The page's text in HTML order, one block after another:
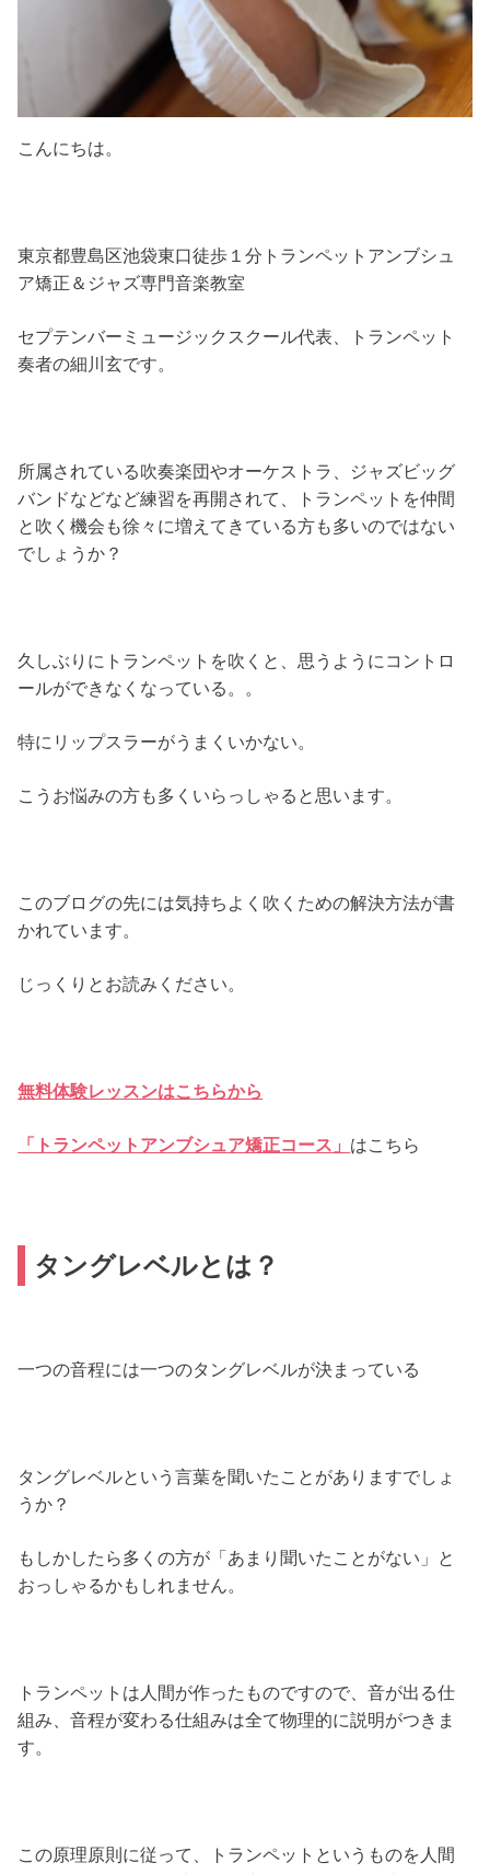
こんにちは。
東京都豊島区池袋東口徒歩１分トランペットアンブシュ
ア矯正＆ジャズ専門音楽教室
セプテンバーミュージックスクール代表、トランペット
奏者の細川玄です。
所属されている吹奏楽団やオーケストラ、ジャズビッグ
バンドなどなど練習を再開されて、トランペットを仲間
と吹く機会も徐々に増えてきている方も多いのではない
でしょうか？
久しぶりにトランペットを吹くと、思うようにコントロ
ールができなくなっている。。
特にリップスラーがうまくいかない。
こうお悩みの方も多くいらっしゃると思います。
このブログの先には気持ちよく吹くための解決方法が書
かれています。
じっくりとお読みください。
無料体験レッスンはこちらから
「トランペットアンブシュア矯正コース」 はこちら
タングレベルとは？
一つの音程には一つのタングレベルが決まっている
タングレベルという言葉を聞いたことがありますでしょ
うか？
もしかしたら多くの方が「あまり聞いたことがない」と
おっしゃるかもしれません。
トランペットは人間が作ったものですので、音が出る仕
組み、音程が変わる仕組みは全て物理的に説明がつきま
す。
この原理原則に従って、トランペットというものを人間